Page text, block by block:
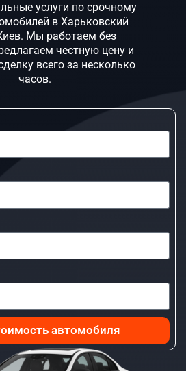
услуги по срочному
в Харьковский
Мы работаем без
честную цену и
всего за несколько
часов.
автомобиля